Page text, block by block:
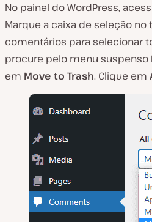
No painel do WordPress,
Marque a caixa de seleção
comentários para selecionar
procure pelo menu suspenso
em Move to Trash. Clique em